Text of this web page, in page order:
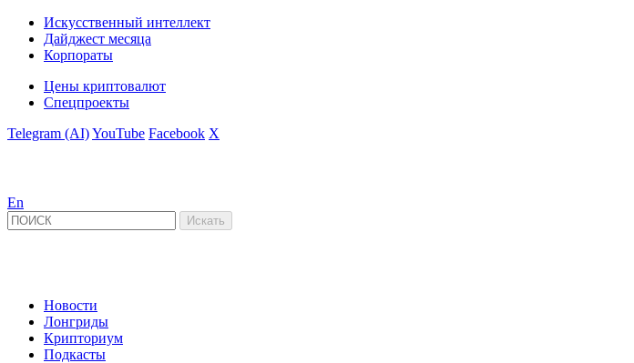
Искусственный интеллект
Дайджест месяца
Корпораты
Цены криптовалют
Спецпроекты
Telegram (AI)YouTube Facebook X
En
Новости
Лонгриды
Крипториум
Подкасты